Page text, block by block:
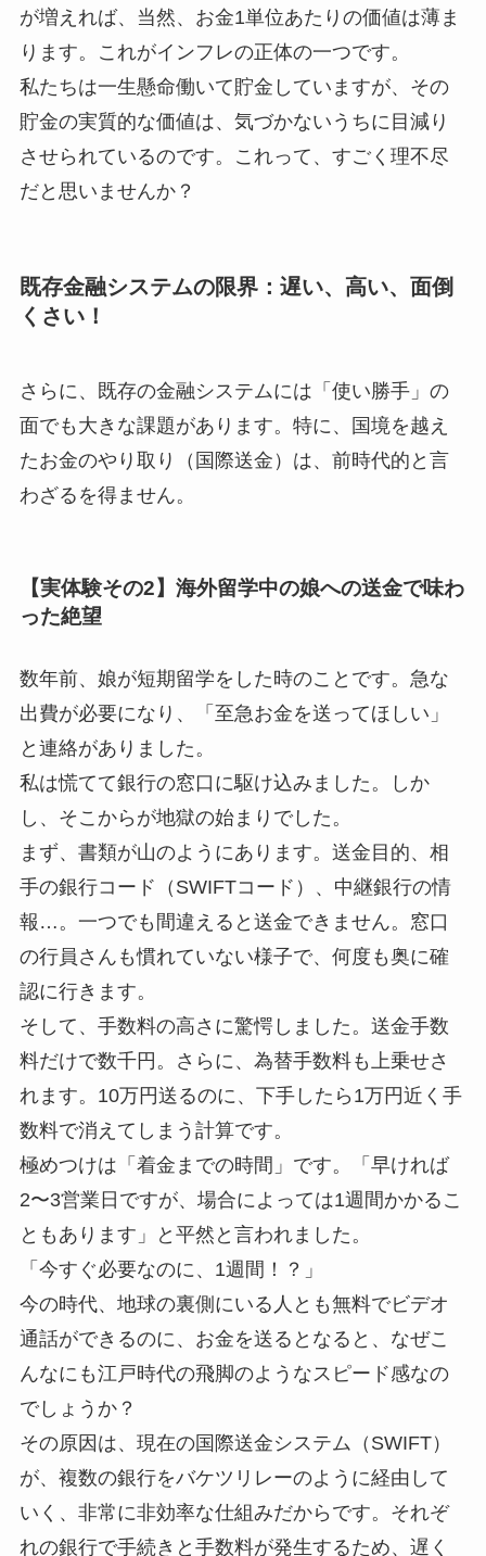
が増えれば、当然、お金1単位あたりの価値は薄ま
ります。これがインフレの正体の一つです。
私たちは一生懸命働いて貯金していますが、その
貯金の実質的な価値は、気づかないうちに目減り
させられているのです。これって、すごく理不尽
だと思いませんか？
既存金融システムの限界：遅い、高い、面倒
くさい！
さらに、既存の金融システムには「使い勝手」の
面でも大きな課題があります。特に、国境を越え
たお金のやり取り（国際送金）は、前時代的と言
わざるを得ません。
【実体験その2】海外留学中の娘への送金で味わ
った絶望
数年前、娘が短期留学をした時のことです。急な
出費が必要になり、「至急お金を送ってほしい」
と連絡がありました。
私は慌てて銀行の窓口に駆け込みました。しか
し、そこからが地獄の始まりでした。
まず、書類が山のようにあります。送金目的、相
手の銀行コード（SWIFTコード）、中継銀行の情
報…。一つでも間違えると送金できません。窓口
の行員さんも慣れていない様子で、何度も奥に確
認に行きます。
そして、手数料の高さに驚愕しました。送金手数
料だけで数千円。さらに、為替手数料も上乗せさ
れます。10万円送るのに、下手したら1万円近く手
数料で消えてしまう計算です。
極めつけは「着金までの時間」です。「早ければ
2〜3営業日ですが、場合によっては1週間かかるこ
ともあります」と平然と言われました。
「今すぐ必要なのに、1週間！？」
今の時代、地球の裏側にいる人とも無料でビデオ
通話ができるのに、お金を送るとなると、なぜこ
んなにも江戸時代の飛脚のようなスピード感なの
でしょうか？
その原因は、現在の国際送金システム（SWIFT）
が、複数の銀行をバケツリレーのように経由して
いく、非常に非効率な仕組みだからです。それぞ
れの銀行で手続きと手数料が発生するため、遅く